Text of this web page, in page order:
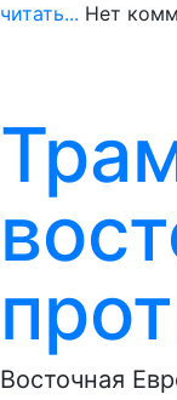
читать... Нет
Восточная